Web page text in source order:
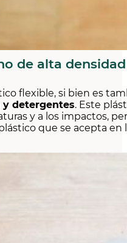
de alta densidad
flexible, si bien es
detergentes. Este
y a los impactos,
que se acepta